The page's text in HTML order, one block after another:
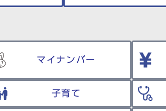
マイナンバー
子育て